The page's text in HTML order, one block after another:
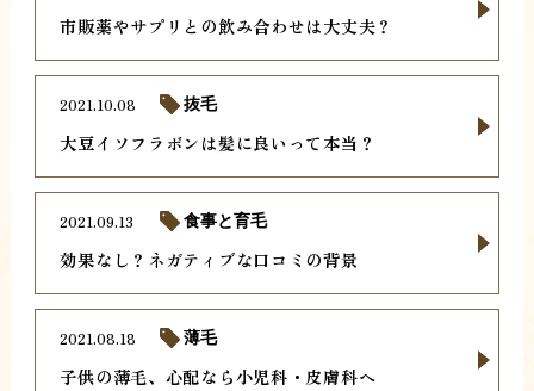
市販薬やサプリとの飲み合わせは大丈夫？
大豆イソフラボンは髪に良いって本当？
2021.10.08 抜毛
効果なし？ネガティブな口コミの背景
2021.09.13 食事と育毛
子供の薄毛、心配なら小児科・皮膚科へ
2021.08.18 薄毛